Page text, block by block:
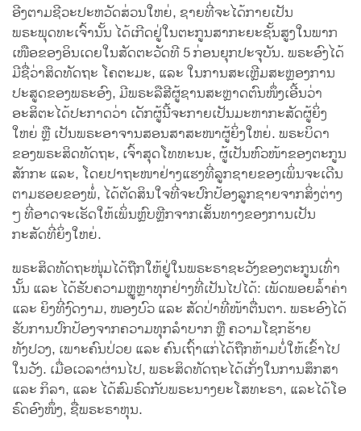
ອີງຕາມຊີວະປະຫວັດສ່ວນໃຫຍ່, ຊາຍທີ່ຈະໄດ້ກາຍເປັນ
ພຣະພຸດທະເຈົ້ານັ້ນ ໄດ້ເກີດຢູ່ໃນຕະກູນສາກະຍະຊັ້ນສູງໃນພາກ
ເໜືອຂອງອິນເດຍໃນສັດຕະວັດທີ 5 ກ່ອນຍຸກປະຈຸບັນ. ພຣະອົງໄດ້
ມີຊື່ວ່າສິດທັດຖະ ໂຄຕະມະ, ແລະ ໃນການສະເຫຼີມສະຫຼອງການ
ປະສູດຂອງພຣະອົງ, ມີພຣະລືສີຜູ້ຊານສະຫຼາດຕົນໜຶ່ງເອີ້ນວ່າ
ອະສິຕະໄດ້ປະກາດວ່າ ເດັກຜູ້ນີ້ຈະກາຍເປັນມະຫາກະສັດຜູ້ຍິ່ງ
ໃຫຍ່ ຫຼື ເປັນພຣະອາຈານສອນສາສະໜາຜູ້ຍິ່ງໃຫຍ່. ພຣະບິດາ
ຂອງພຣະສິດທັດຖະ, ເຈົ້າສຸດໂທທະນະ, ຜູ້ເປັນຫົວໜ້າຂອງຕະກູນ
ສັກກະ ແລະ, ໂດຍປາຖະໜາຢ່າງແຮງທີ່ລູກຊາຍຂອງເພິ່ນຈະເດີນ
ຕາມຮອຍຂອງພໍ່, ໄດ້ຕັດສິນໃຈທີ່ຈະປົກປ້ອງລູກຊາຍຈາກສິ່ງຕ່າງ
ໆ ທີ່ອາດຈະເຮັດໃຫ້ເພິ່ນຫຼົບຫຼີກຈາກເສັ້ນທາງຂອງການເປັນ
ກະສັດທີ່ຍິ່ງໃຫຍ່.
ພຣະສິດທັດຖະໜຸ່ມໄດ້ຖືກໃຫ້ຢູ່ໃນພຣະຣາຊະວັງຂອງຕະກູນເທົ່າ
ນັ້ນ ແລະ ໄດ້ຮັບຄວາມຫຼູຫຼາທຸກຢ່າງທີ່ເປັນໄປໄດ້: ເພັດພອຍລ້ຳຄ່າ
ແລະ ຍິງທີ່ງົດງາມ, ໜອງບົວ ແລະ ສັດປ່າທີ່ໜ້າຕື່ນຕາ. ພຣະອົງໄດ້
ຮັບການປົກປ້ອງຈາກຄວາມທຸກລຳບາກ ຫຼື ຄວາມໂຊກຮ້າຍ
ທັງປວງ, ເພາະຄົນປ່ວຍ ແລະ ຄົນເຖົ້າແກ່ໄດ້ຖືກຫ້າມບໍ່ໃຫ້ເຂົ້າໄປ
ໃນວັງ. ເມື່ອເວລາຜ່ານໄປ, ພຣະສິດທັດຖະໄດ້ເກັ່ງໃນການສຶກສາ
ແລະ ກິລາ, ແລະ ໄດ້ສົມຣົດກັບພຣະນາງຍະໂສທະຣາ, ແລະໄດ້ໂອ
ຣົດອົງໜຶ່ງ, ຊື່ພຣະຣາຫຸນ.